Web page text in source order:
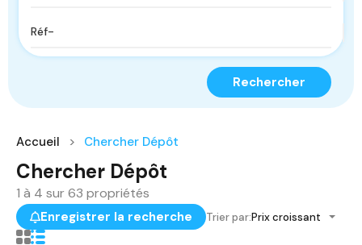
Rechercher
Accueil Chercher Dépôt
Chercher Dépôt
1 à 4 sur63 propriétés
Enregistrer la recherche Trier par:Prix croissant